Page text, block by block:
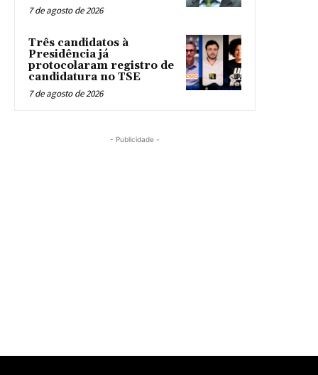
7 de agosto de 2026
Três candidatos à
Presidência já
protocolaram registro de
candidatura no TSE
7 de agosto de 2026
- Publicidade -